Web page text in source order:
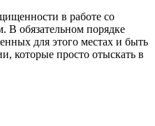
в работе со
В обязательном порядке
для этого местах и быть
которые просто отыскать в